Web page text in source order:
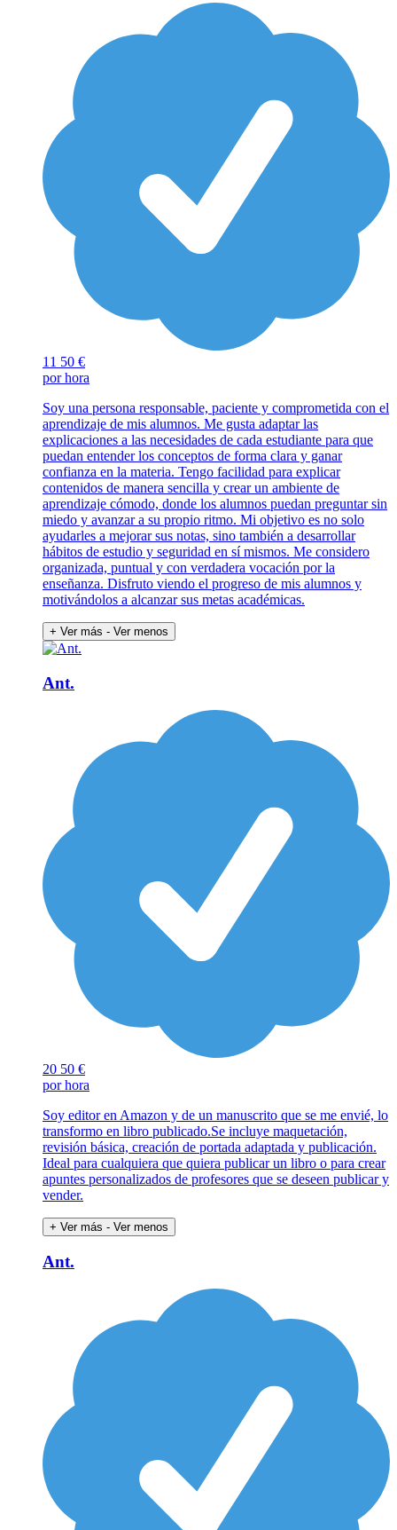
11 50 €
por hora
Soy una persona responsable, paciente y comprometida con el
aprendizaje de mis alumnos. Me gusta adaptar las
explicaciones a las necesidades de cada estudiante para que
puedan entender los conceptos de forma clara y ganar
confianza en la materia. Tengo facilidad para explicar
contenidos de manera sencilla y crear un ambiente de
aprendizaje cómodo, donde los alumnos puedan preguntar sin
miedo y avanzar a su propio ritmo. Mi objetivo es no solo
ayudarles a mejorar sus notas, sino también a desarrollar
hábitos de estudio y seguridad en sí mismos. Me considero
organizada, puntual y con verdadera vocación por la
enseñanza. Disfruto viendo el progreso de mis alumnos y
motivándolos a alcanzar sus metas académicas.
+ Ver más - Ver menos
Ant.
20 50 €
por hora
Soy editor en Amazon y de un manuscrito que se me envié, lo
transformo en libro publicado.Se incluye maquetación,
revisión básica, creación de portada adaptada y publicación.
Ideal para cualquiera que quiera publicar un libro o para crear
apuntes personalizados de profesores que se deseen publicar y
vender.
+ Ver más - Ver menos
Ant.